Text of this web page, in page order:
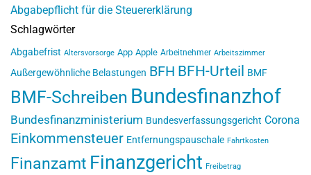
Abgabepflicht für die Steuererklärung
Schlagwörter
Abgabefrist Altersvorsorge App Apple Arbeitnehmer Arbeitszimmer
Außergewöhnliche Belastungen BFH BFH-Urteil BMF
BMF-Schreiben Bundesfinanzhof
Bundesfinanzministerium Bundesverfassungsgericht Corona
Einkommensteuer Entfernungspauschale Fahrtkosten
Finanzamt Finanzgericht Freibetrag